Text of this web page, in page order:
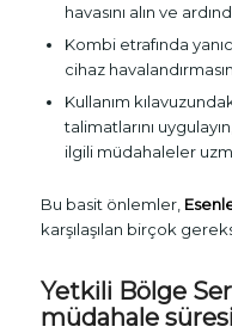
havasını alın ve
Kombi etrafında
cihaz
Kullanım
talimatlarını
ilgili müdahaleler
Bu basit önlemler,
karşılaşılan birçok
Yetkili Bölge
müdahale süresi